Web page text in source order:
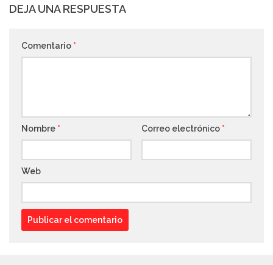
DEJA UNA RESPUESTA
Comentario *
Nombre * Correo electrónico *
Web